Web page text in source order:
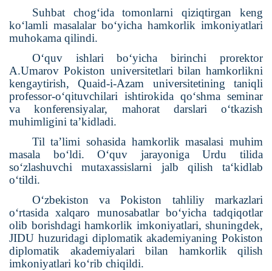
Suhbat chog‘ida tomonlarni qiziqtirgan keng
ko‘lamli masalalar bo‘yicha hamkorlik imkoniyatlari
muhokama qilindi.
O‘quv ishlari bo‘yicha birinchi prorektor
A.Umarov Pokiston universitetlari bilan hamkorlikni
kengaytirish, Quaid-i-Azam universitetining taniqli
professor-o‘qituvchilari ishtirokida qo‘shma seminar
va konferensiyalar, mahorat darslari o‘tkazish
muhimligini ta’kidladi.
Til ta’limi sohasida hamkorlik masalasi muhim
masala bo‘ldi.O‘quv jarayoniga Urdu tilida
so‘zlashuvchi mutaxassislarni jalb qilish ta‘kidlab
o‘tildi.
O‘zbekiston va Pokiston tahliliy markazlari
o‘rtasida xalqaro munosabatlar bo‘yicha tadqiqotlar
olib borishdagi hamkorlik imkoniyatlari, shuningdek,
JIDU huzuridagi diplomatik akademiyaning Pokiston
diplomatik akademiyalari bilan hamkorlik qilish
imkoniyatlari ko‘rib chiqildi.